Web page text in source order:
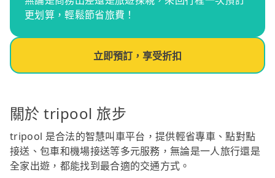
更划算，輕鬆節省旅費！
立即預訂，享受折扣
關於 tripool 旅步
tripool 是合法的智慧叫車平台，提供輕省專車、點對點
接送、包車和機場接送等多元服務，無論是一人旅行還是
全家出遊，都能找到最合適的交通方式。